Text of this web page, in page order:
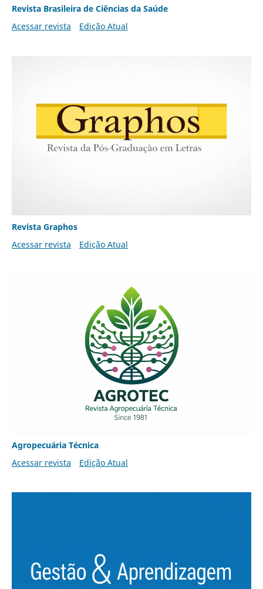
Revista Brasileira de Ciências da Saúde
Acessar revista
Edição Atual
Revista Graphos
Acessar revista
Edição Atual
Agropecuária Técnica
Acessar revista
Edição Atual